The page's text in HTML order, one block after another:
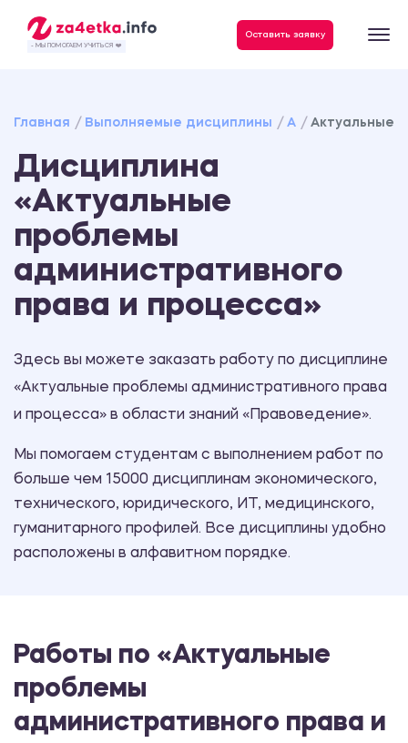
- МЫ ПОМОГАЕМ УЧИТЬСЯ ❤️
Оставить заявку
Главная Выполняемые дисциплины А Актуальные
Дисциплина
«Актуальные
проблемы
административного
права и процесса»
Здесь вы можете заказать работу по дисциплине
«Актуальные проблемы административного права
и процесса» в области знаний «Правоведение».
Мы помогаем студентам с выполнением работ по
больше чем 15000 дисциплинам экономического,
технического, юридического, ИТ, медицинского,
гуманитарного профилей. Все дисциплины удобно
расположены в алфавитном порядке.
Работы по «Актуальные
проблемы
административного права и